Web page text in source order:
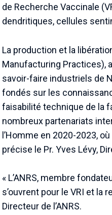
de Recherche Vaccinale
dendritiques, cellules
La production et la
Manufacturing Practices),
savoir-faire industriels de
fondés sur les
faisabilité technique de la
nombreux partenariats
l’Homme en 2020-2023,
précise le Pr. Yves Lévy,
« L’ANRS, membre
s’ouvrent pour le VRI et la
Directeur de l’ANRS.